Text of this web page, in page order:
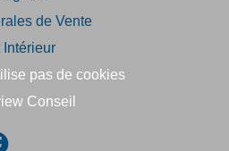
de Vente
pas de cookies
Conseil